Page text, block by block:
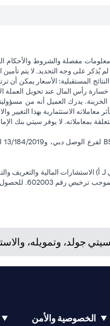
مفصلة والشروط والأحكام
على وجه التحديد. لا يتم تأمين
المستقبلية: الأسعار يمكن
رأس المال عند تحويل العملة
يدرك العميل أنه من
الاستثمارية بهذا التغيير
بمعاملاته. لا يوفر سيتي بنك
وسيط تداول في الأسواق
جولد، وتمويله،
الخصوصية والأمن